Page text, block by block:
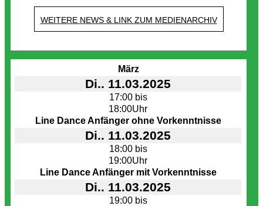
WEITERE NEWS & LINK ZUM MEDIENARCHIV
März
Di.. 11.03.2025
17:00 bis
18:00Uhr
Line Dance Anfänger ohne Vorkenntnisse
Di.. 11.03.2025
18:00 bis
19:00Uhr
Line Dance Anfänger mit Vorkenntnisse
Di.. 11.03.2025
19:00 bis